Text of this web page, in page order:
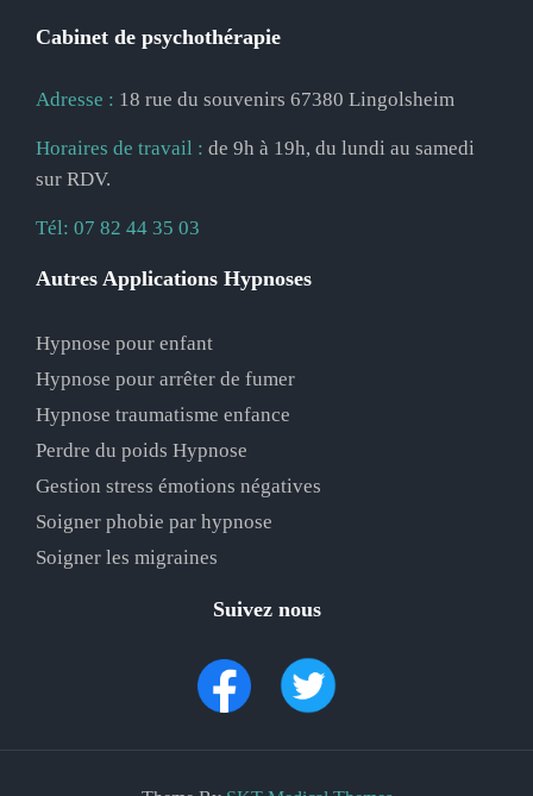
Cabinet de psychothérapie
Adresse : 18 rue du souvenirs 67380 Lingolsheim
Horaires de travail : de 9h à 19h, du lundi au samedi
sur RDV.
Tél: 07 82 44 35 03
Autres Applications Hypnoses
Hypnose pour enfant
Hypnose pour arrêter de fumer
Hypnose traumatisme enfance
Perdre du poids Hypnose
Gestion stress émotions négatives
Soigner phobie par hypnose
Soigner les migraines
Suivez nous